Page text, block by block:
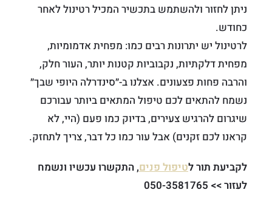
ניתן לחזור ולהשתמש בתכשיר המכיל רטינול לאחר
כחודש.
לרטינול יש יתרונות רבים כמו: מפחית אדמומיות,
מפחית דלקתיות, נקבוביות קטנות יותר, העור חלק,
והרבה פחות פצעונים. אצלנו ב-״סינדרלה היופי שבך״
נשמח להתאים לכם טיפול המתאים ביותר עבורכם
שיגרום להרגיש צעירים, בדיוק כמו פעם (היי, לא
קראנו לכם זקנים) אבל עור כמו כל דבר, צריך לתחזק.
לקביעת תור לטיפול פנים, התקשרו עכשיו ונשמח
לעזור >> 050-3581765